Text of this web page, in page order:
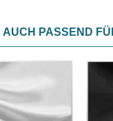
PASSEND